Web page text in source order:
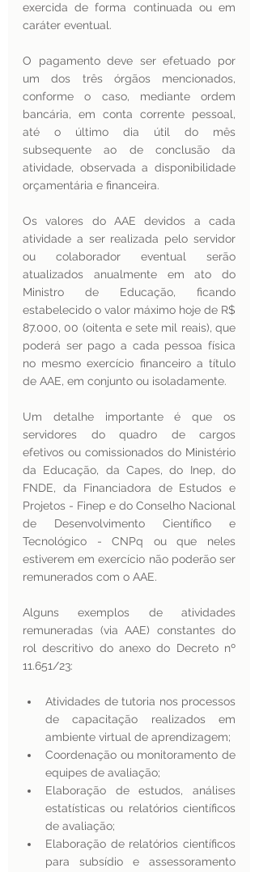
exercida de forma continuada ou em
caráter eventual.
O pagamento deve ser efetuado por
um dos três órgãos mencionados,
conforme o caso, mediante ordem
bancária, em conta corrente pessoal,
até o último dia útil do mês
subsequente ao de conclusão da
atividade, observada a disponibilidade
orçamentária e financeira.
Os valores do AAE devidos a cada
atividade a ser realizada pelo servidor
ou colaborador eventual serão
atualizados anualmente em ato do
Ministro de Educação, ficando
estabelecido o valor máximo hoje de R$
87.000, 00 (oitenta e sete mil reais), que
poderá ser pago a cada pessoa física
no mesmo exercício financeiro a título
de AAE, em conjunto ou isoladamente.
Um detalhe importante é que os
servidores do quadro de cargos
efetivos ou comissionados do Ministério
da Educação, da Capes, do Inep, do
FNDE, da Financiadora de Estudos e
Projetos - Finep e do Conselho Nacional
de Desenvolvimento Científico e
Tecnológico - CNPq ou que neles
estiverem em exercício não poderão ser
remunerados com o AAE.
Alguns exemplos de atividades
remuneradas (via AAE) constantes do
rol descritivo do anexo do Decreto nº
11.651/23:
Atividades de tutoria nos processos
de capacitação realizados em
ambiente virtual de aprendizagem;
Coordenação ou monitoramento de
equipes de avaliação;
Elaboração de estudos, análises
estatísticas ou relatórios científicos
de avaliação;
Elaboração de relatórios científicos
para subsídio e assessoramento